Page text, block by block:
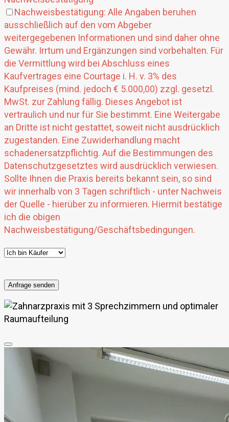
Nachweisbestätigung: Alle Angaben beruhen
ausschließlich auf den vom Abgeber
weitergegebenen Informationen und sind daher ohne
Gewähr. Irrtum und Ergänzungen sind vorbehalten. Für
die Vermittlung wird bei Abschluss eines
Kaufvertrages eine Courtage i. H. v. 3% des
Kaufpreises (mind. jedoch € 5.000,00) zzgl. gesetzl.
MwSt. zur Zahlung fällig. Dieses Angebot ist
vertraulich und nur für Sie bestimmt. Eine Weitergabe
an Dritte ist nicht gestattet, soweit nicht ausdrücklich
zugestanden. Eine Zuwiderhandlung macht
schadenersatzpflichtig. Auf die Bestimmungen des
Datenschutzgesetztes wird ausdrücklich verwiesen.
Sollte Ihnen die Praxis bereits bekannt sein, so sind
wir innerhalb von 3 Tagen schriftlich - unter Nachweis
der Quelle - hierüber zu informieren. Hiermit bestätige
ich die obigen
Nachweisbestätigung/Geschäftsbedingungen.
lasse
dieses
Feld
leer.